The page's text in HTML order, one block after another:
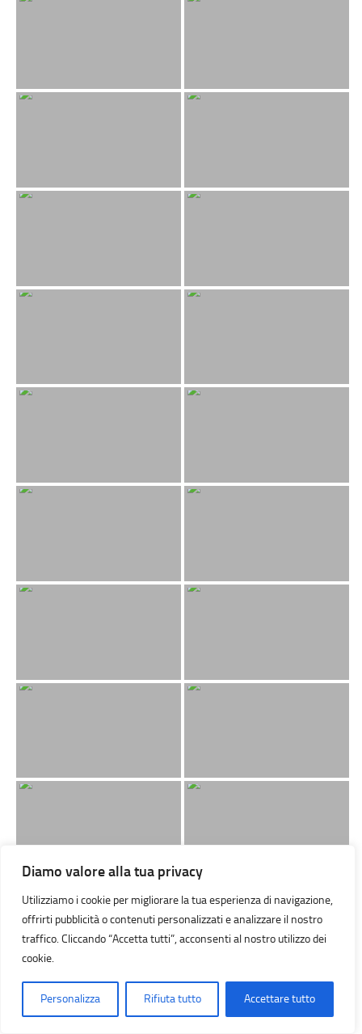
Diamo valore alla tua privacy
Utilizziamo i cookie per migliorare la tua esperienza di navigazione,
offrirti pubblicità o contenuti personalizzati e analizzare il nostro
traffico. Cliccando “Accetta tutti”, acconsenti al nostro utilizzo dei
cookie.
Personalizza Rifiuta tutto Accettare tutto